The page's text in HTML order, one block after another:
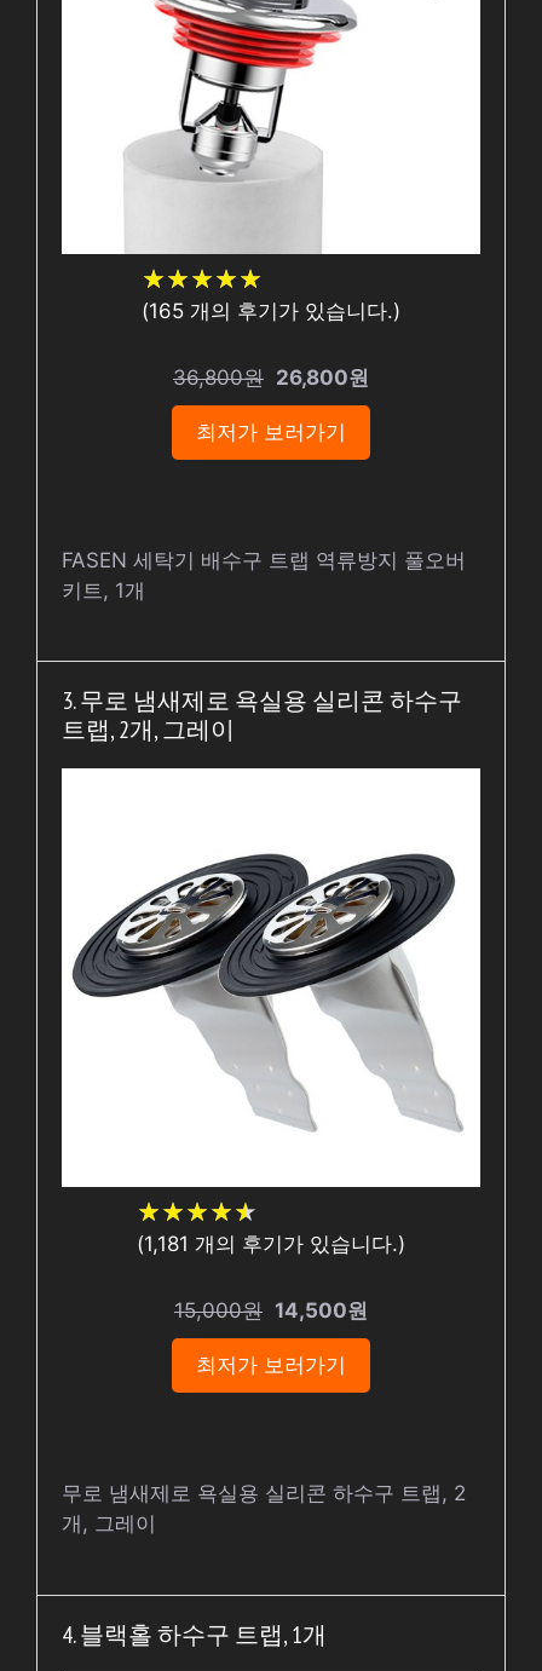
★★★★★
★★★★★
(165 개의 후기가 있습니다.)
36,800원 26,800원
최저가 보러가기
FASEN 세탁기 배수구 트랩 역류방지 풀오버
키트, 1개
3. 무로 냄새제로 욕실용 실리콘 하수구
트랩, 2개, 그레이
★★★★★
★★★★★
(1,181 개의 후기가 있습니다.)
15,000원 14,500원
최저가 보러가기
무로 냄새제로 욕실용 실리콘 하수구 트랩, 2
개, 그레이
4. 블랙홀 하수구 트랩, 1개